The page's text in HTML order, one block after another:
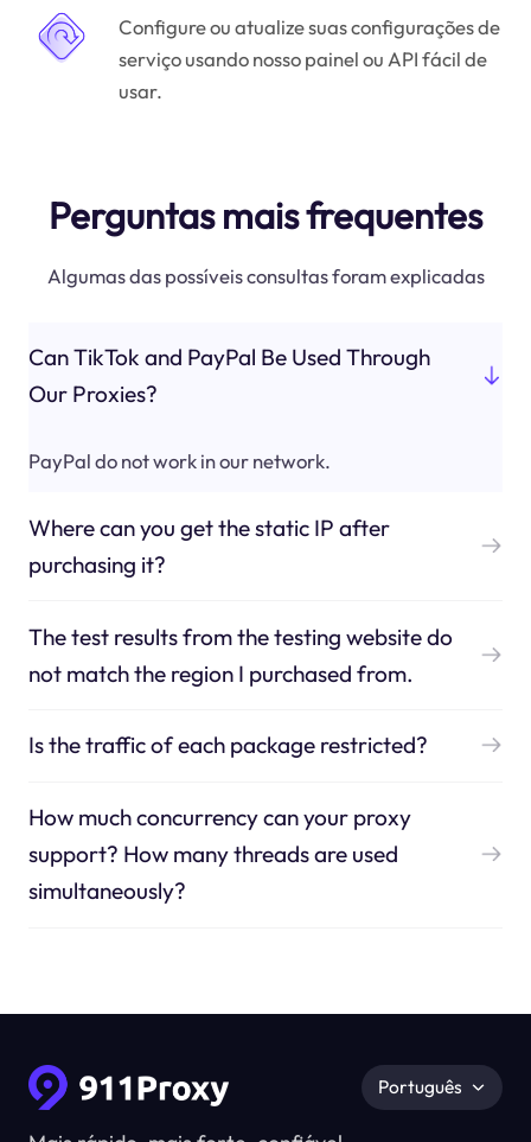
Configure ou atualize suas configurações de
serviço usando nosso painel ou API fácil de
usar.
Perguntas mais frequentes
Algumas das possíveis consultas foram explicadas
Can TikTok and PayPal Be Used Through
Our Proxies?
PayPal do not work in our network.
Where can you get the static IP after
purchasing it?
The test results from the testing website do
not match the region I purchased from.
Is the traffic of each package restricted?
How much concurrency can your proxy
support? How many threads are used
simultaneously?
Português